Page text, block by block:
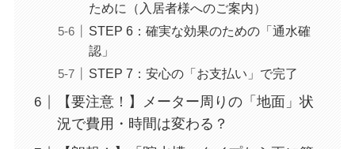
ために（入居者様へのご案内）
STEP 6：確実な効果のための「通水確
認」
STEP 7：安心の「お支払い」で完了
【要注意！】メーター周りの「地面」状
況で費用・時間は変わる？